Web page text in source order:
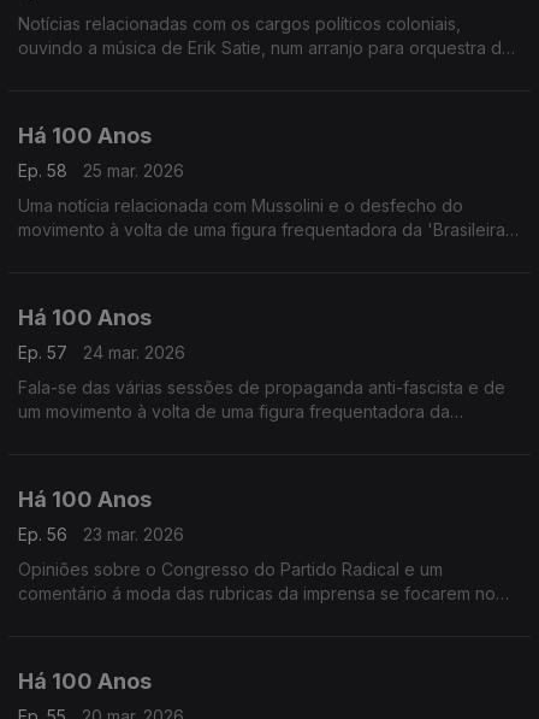
Notícias relacionadas com os cargos políticos coloniais,
ouvindo a música de Erik Satie, num arranjo para orquestra de
Há 100 Anos
Ep. 58
25 mar. 2026
Uma notícia relacionada com Mussolini e o desfecho do
movimento à volta de uma figura frequentadora da 'Brasileira'
Há 100 Anos
Ep. 57
24 mar. 2026
Fala-se das várias sessões de propaganda anti-fascista e de
um movimento à volta de uma figura frequentadora da
Há 100 Anos
Ep. 56
23 mar. 2026
Opiniões sobre o Congresso do Partido Radical e um
comentário á moda das rubricas da imprensa se focarem no
Há 100 Anos